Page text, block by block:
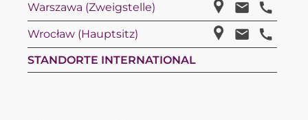
Warszawa (Zweigstelle)
Wrocław (Hauptsitz)
STANDORTE INTERNATIONAL